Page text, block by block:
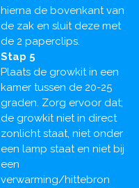
hierna de bovenkant van
de zak en sluit deze met
de 2 paperclips.
Stap 5
Plaats de growkit in een
kamer tussen de 20-25
graden. Zorg ervoor dat;
de growkit niet in direct
zonlicht staat, niet onder
een lamp staat en niet bij
een
verwarming/hittebron